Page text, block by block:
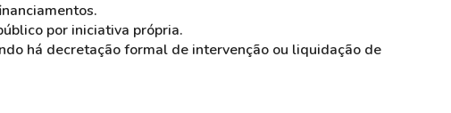
por iniciativa própria.
há decretação formal de intervenção ou liquidação de